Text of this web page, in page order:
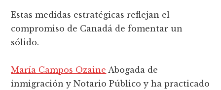
Estas medidas estratégicas reflejan el
compromiso de Canadá de fomentar un
sólido.
María Campos Ozaine Abogada de
inmigración y Notario Público y ha practicado